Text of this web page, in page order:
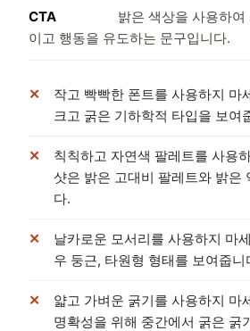
CTA
밝은 색상을 사용하
이고 행동을 유도하는 문구입니다.
작고 빡빡한 폰트를 사용하지
크고 굵은 기하학적 타입을 보여
칙칙하고 자연색 팔레트를 사용
샷은 밝은 고대비 팔레트와 밝은
다.
날카로운 모서리를 사용하지 마
우 둥근, 타원형 형태를 보여줍니
얇고 가벼운 굵기를 사용하지
명확성을 위해 중간에서 굵은 굵